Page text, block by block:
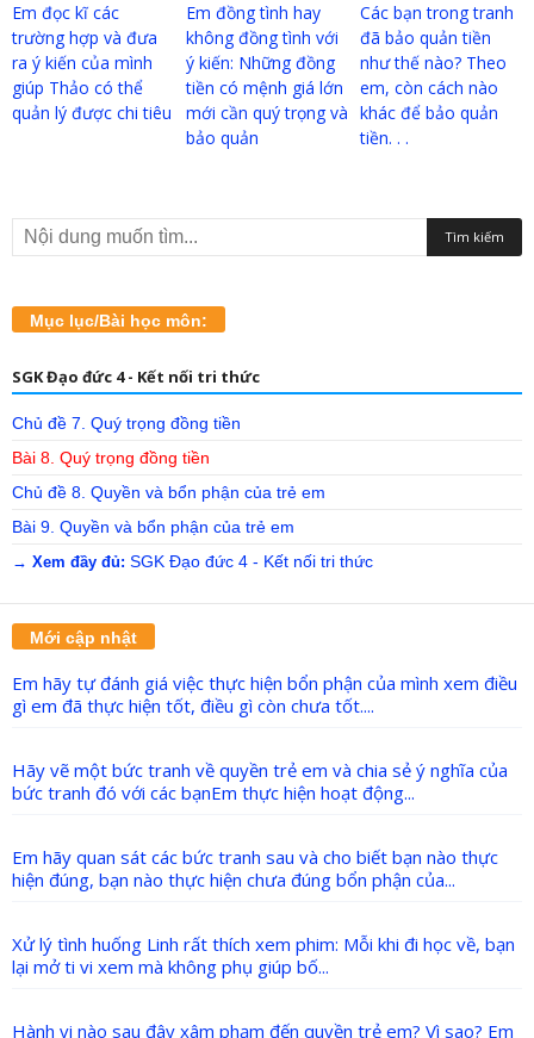
Em đọc kĩ các
trường hợp và đưa
ra ý kiến của mình
giúp Thảo có thể
quản lý được chi tiêu
Em đồng tình hay
không đồng tình với
ý kiến: Những đồng
tiền có mệnh giá lớn
mới cần quý trọng và
bảo quản
Các bạn trong tranh
đã bảo quản tiền
như thế nào? Theo
em, còn cách nào
khác để bảo quản
tiền. . .
Mục lục/Bài học môn:
SGK Đạo đức 4 - Kết nối tri thức
Chủ đề 7. Quý trọng đồng tiền
Bài 8. Quý trọng đồng tiền
Chủ đề 8. Quyền và bổn phận của trẻ em
Bài 9. Quyền và bổn phận của trẻ em
→ Xem đầy đủ: SGK Đạo đức 4 - Kết nối tri thức
Mới cập nhật
Em hãy tự đánh giá việc thực hiện bổn phận của mình xem điều
gì em đã thực hiện tốt, điều gì còn chưa tốt....
Hãy vẽ một bức tranh về quyền trẻ em và chia sẻ ý nghĩa của
bức tranh đó với các bạnEm thực hiện hoạt động...
Em hãy quan sát các bức tranh sau và cho biết bạn nào thực
hiện đúng, bạn nào thực hiện chưa đúng bổn phận của...
Xử lý tình huống Linh rất thích xem phim: Mỗi khi đi học về, bạn
lại mở ti vi xem mà không phụ giúp bố...
Hành vi nào sau đây xâm phạm đến quyền trẻ em? Vì sao? Em